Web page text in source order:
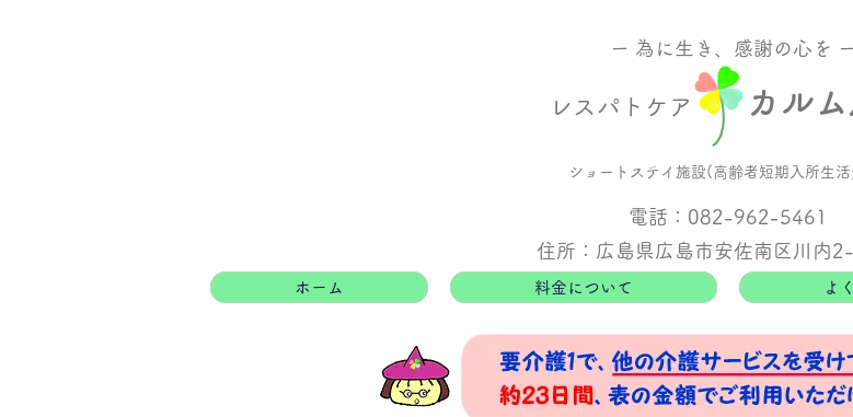
ー 為に生き、感謝の心を ー
レスパトケア カル
電話：082-962-5461
住所：広島県広島市安佐南区川内
ショートステイ施設(高齢者短期入所生活
ホーム 料金について よ